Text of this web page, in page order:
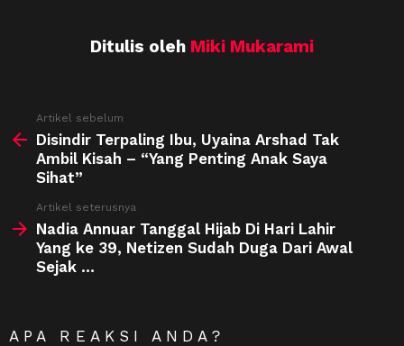
Ditulis oleh Miki Mukarami
more
Artikel sebelum
Disindir Terpaling Ibu, Uyaina Arshad Tak
Ambil Kisah – “Yang Penting Anak Saya
Sihat”
Artikel seterusnya
Nadia Annuar Tanggal Hijab Di Hari Lahir
Yang ke 39, Netizen Sudah Duga Dari Awal
Sejak …
APA REAKSI ANDA?